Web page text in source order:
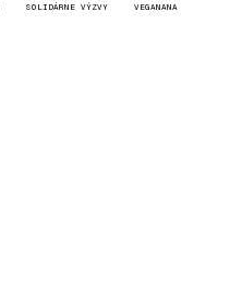
SOLIDÁRNE VÝZVY VEGANANA